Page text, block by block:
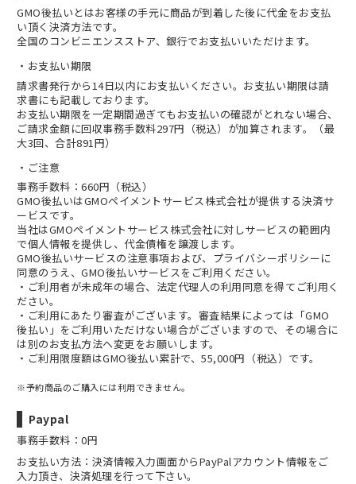
GMO後払いとはお客様の手元に商品が到着した後に代金をお支払
い頂く決済方法です。
全国のコンビニエンスストア、銀行でお支払いいただけます。
お支払い期限
請求書発行から14日以内にお支払いください。お支払い期限は請
求書にも記載しております。
お支払い期限を一定期間過ぎてもお支払いの確認がとれない場合、
ご請求金額に回収事務手数料297円（税込）が加算されます。（最
大3回、合計891円）
ご注意
事務手数料：660円（税込）
GMO後払いはGMOペイメントサービス株式会社が提供する決済サ
ービスです。
当社はGMOペイメントサービス株式会社に対しサービスの範囲内
で個人情報を提供し、代金債権を譲渡します。
GMO後払いサービスの注意事項および、 プライバシーポリシーに
同意のうえ、GMO後払いサービスをご利用ください。
・ご利用者が未成年の場合、法定代理人の利用同意を得てご利用く
ださい。
・ご利用にあたり審査がございます。審査結果によっては「GMO
後払い」をご利用いただけない場合がございますので、その場合に
は別のお支払方法へ変更をお願いします。
・ご利用限度額はGMO後払い累計で、55,000円（税込）です。
※予約商品のご購入には利用できません。
Paypal
事務手数料：0円
お支払い方法：決済情報入力画面からPayPalアカウント情報をご
入力頂き、決済処理を行って下さい。